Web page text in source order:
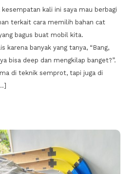
kali ini saya mau berbagi
terkait cara memilih bahan cat
bagus buat mobil kita.
karena banyak yang tanya, “Bang,
bisa deep dan mengkilap banget?”.
di teknik semprot, tapi juga di